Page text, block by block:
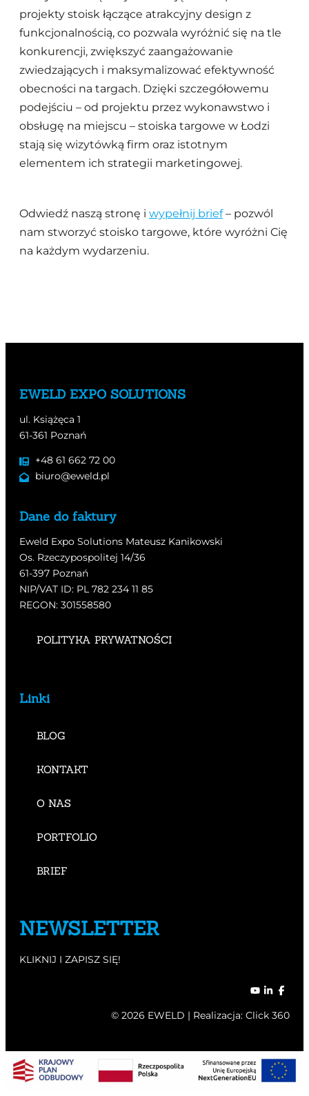
projekty stoisk łączące atrakcyjny design z
funkcjonalnością, co pozwala wyróżnić się na tle
konkurencji, zwiększyć zaangażowanie
zwiedzających i maksymalizować efektywność
obecności na targach. Dzięki szczegółowemu
podejściu – od projektu przez wykonawstwo i
obsługę na miejscu – stoiska targowe w Łodzi
stają się wizytówką firm oraz istotnym
elementem ich strategii marketingowej.
Odwiedź naszą stronę i wypełnij brief– pozwól
nam stworzyć stoisko targowe, które wyróżni Cię
na każdym wydarzeniu.
EWELD EXPO SOLUTIONS
ul. Książęca 1
61-361 Poznań
+48 61 662 72 00
biuro@eweld.pl
Dane do faktury
Eweld Expo Solutions Mateusz Kanikowski
Os. Rzeczypospolitej 14/36
61-397 Poznań
NIP/VAT ID: PL 782 234 11 85
REGON: 301558580
POLITYKA PRYWATNOŚCI
Linki
BLOG
KONTAKT
O NAS
PORTFOLIO
BRIEF
NEWSLETTER
KLIKNIJ I ZAPISZ SIĘ!
© 2026 EWELD | Realizacja: Click 360